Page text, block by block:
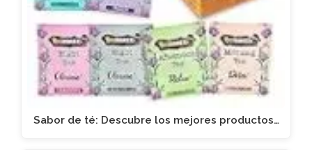
Sabor de té: Descubre los mejores productos…